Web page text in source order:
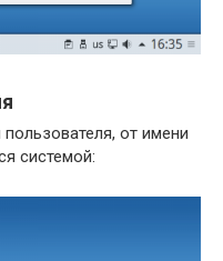
от имени
системой: